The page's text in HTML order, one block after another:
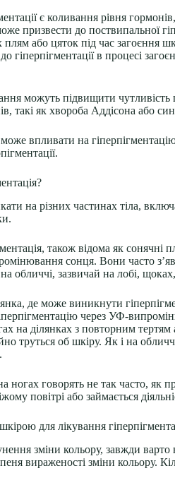
є коливання рівня
призвести до поствипальної
або цяток під час загоєння
гіперпігментації в процесі
можуть підвищити
такі як хвороба Аддісона або
впливати на
на різних частинах тіла,
також відома як
сонця. Вони часто
обличчі, зазвичай на лобі, щоках,
де може виникнути
через УФ-
на ділянках з повторним тертям
труться об шкіру. Як і на
ногах говорять не так часто,
повітрі або займається
для лікування
зміни кольору, завжди варто
вираженості зміни кольору.